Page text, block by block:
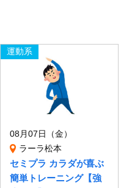
運動系
08月07日（金）
ラーラ松本
セミプラ カラダが喜ぶ
簡単トレーニング【強